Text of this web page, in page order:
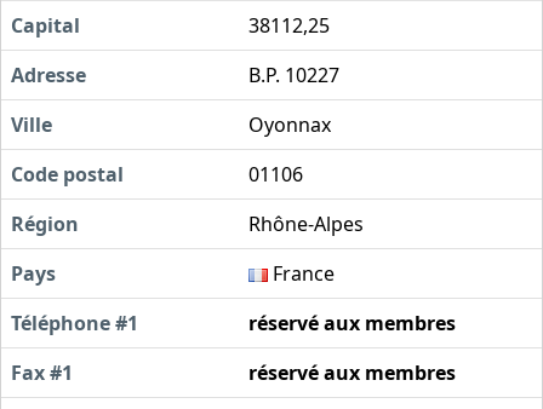
Capital
38112,25
Adresse
B.P. 10227
Ville
Oyonnax
Code postal
01106
Région
Rhône-Alpes
Pays
France
Téléphone #1
réservé aux membres
Fax #1
réservé aux membres